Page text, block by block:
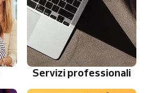
Servizi professionali